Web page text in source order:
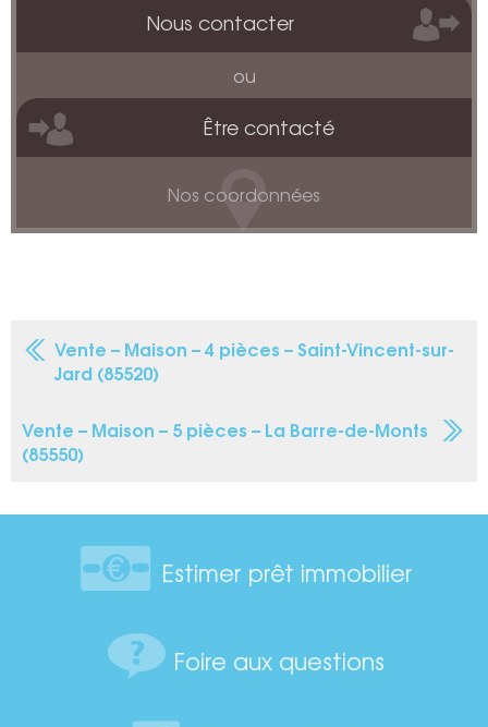
Nous contacter
ou
Être contacté
Nos coordonnées
Vente – Maison – 4 pièces – Saint-Vincent-sur-
Jard (85520)
Vente – Maison – 5 pièces – La Barre-de-Monts
(85550)
Estimer prêt immobilier
Foire aux questions